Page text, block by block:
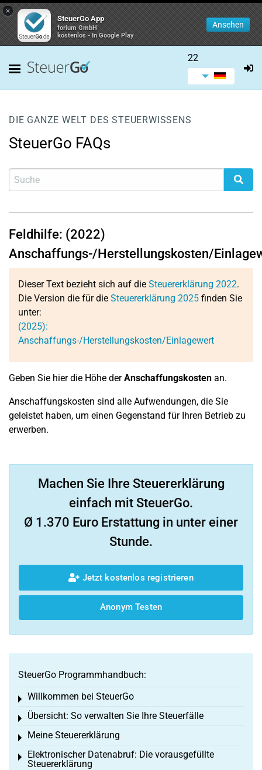
×
SteuerGo App
forium GmbH
kostenlos - In Google Play
Ansehen
22
DIE GANZE WELT DES STEUERWISSENS
SteuerGo FAQs
Feldhilfe: (2022)
Anschaffungs-/Herstellungskosten/
Dieser Text bezieht sich auf die Steuererklärung 2022.
Die Version die für die Steuererklärung 2025 finden Sie
unter:
(2025):
Anschaffungs-/Herstellungskosten/Einlagewert
Geben Sie hier die Höhe derAnschaffungskosten an.
Anschaffungskosten sind alle Aufwendungen, die Sie
geleistet haben, um einen Gegenstand für Ihren Betrieb zu
erwerben.
Machen Sie Ihre Steuererklärung
einfach mit SteuerGo.
Ø 1.370 Euro Erstattung in unter einer
Stunde.
Jetzt kostenlos registrieren
Anonym Testen
SteuerGo Programmhandbuch:
Willkommen bei SteuerGo
Toggle menu
Übersicht: So verwalten Sie Ihre Steuerfälle
Toggle menu
Meine Steuererklärung
Toggle menu
Elektronischer Datenabruf: Die vorausgefüllte
Steuererklärung
Toggle menu